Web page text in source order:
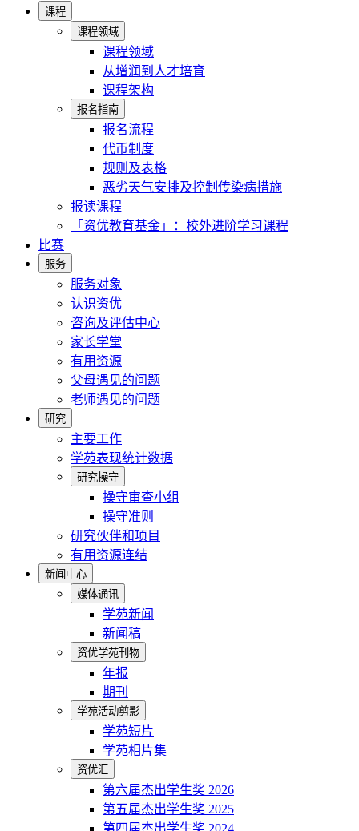
课程
课程领域
课程领域
从增润到人才培育
课程架构
报名指南
报名流程
代币制度
规则及表格
恶劣天气安排及控制传染病措施
报读课程
「资优教育基金」：校外进阶学习课程
比赛
服务
服务对象
认识资优
咨询及评估中心
家长学堂
有用资源
父母遇见的问题
老师遇见的问题
研究
主要工作
学苑表现统计数据
研究操守
操守审查小组
操守准则
研究伙伴和项目
有用资源连结
新闻中心
媒体通讯
学苑新闻
新闻稿
资优学苑刊物
年报
期刊
学苑活动剪影
学苑短片
学苑相片集
资优汇
第六届杰出学生奖 2026
第五届杰出学生奖 2025
第四届杰出学生奖 2024